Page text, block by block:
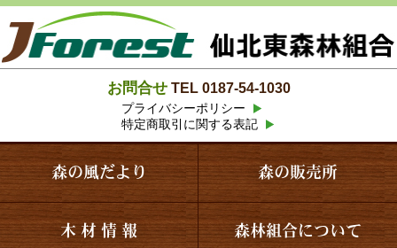
お問合せ TEL 0187-54-1030
プライバシーポリシー
特定商取引に関する表記
森の風だより 森の販売所
木 材 情 報 森林組合について